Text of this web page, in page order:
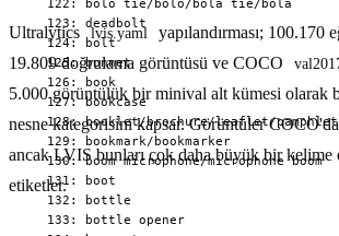
Ultralytics lvis.yaml
yapılandırması; 100.170
19.809 doğrulama görüntüsü ve COCO
5.000 görüntülük bir minival alt kümesi olarak
nesne kategorisini kapsar. Görüntüler
ancak LVIS bunları çok daha büyük bir kelime
etiketler.